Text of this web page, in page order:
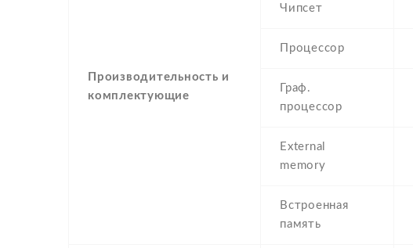
Производительность и
комплектующие
Чипсет
Процессор
Граф.
процессор
External
memory
Встроенная
память